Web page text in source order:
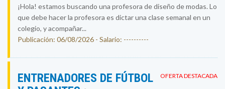
¡Hola! estamos buscando una profesora de diseño de modas. Lo
que debe hacer la profesora es dictar una clase semanal en un
colegio, y acompañar...
Publicación: 06/08/2026 - Salario: ----------
OFERTA DESTACADA
ENTRENADORES DE FÚTBOL